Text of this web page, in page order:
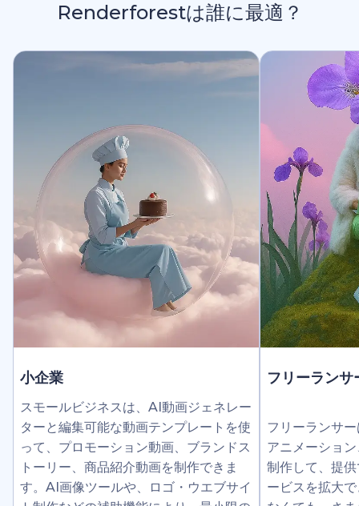
Renderforestは誰に最適？
小企業
スモールビジネスは、AI動画ジェネレー
ターと編集可能な動画テンプレートを使
って、プロモーション動画、ブランドス
トーリー、商品紹介動画を制作できま
す。AI画像ツールや、ロゴ・ウエブサイ
フリーランサ
フリーランサ
アニメーショ
制作して、提
ービスを拡大